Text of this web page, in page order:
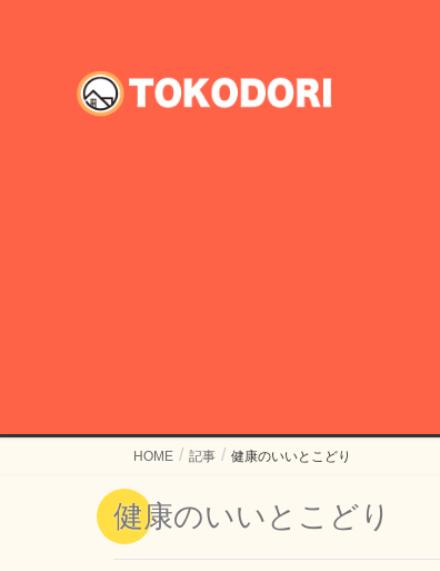
HOME 記事 健康のいいとこどり
健康のいいとこどり